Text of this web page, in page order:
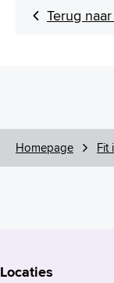
Terug
Homepage Fit
Locaties